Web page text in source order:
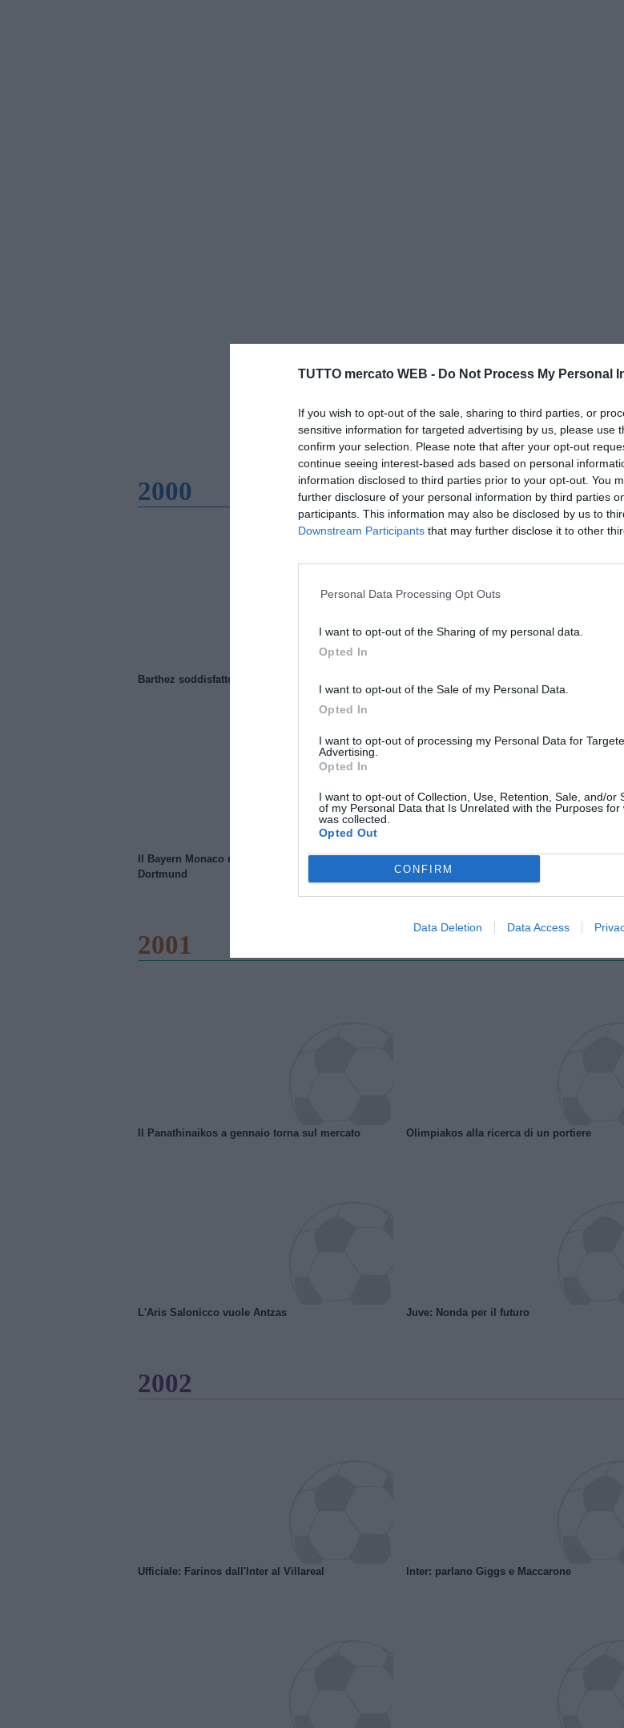
TUTTO mercato WEB - Do Not Process My Personal
If you wish to opt-out of the sale, sharing to third parties, or
sensitive information for targeted advertising by us, please use
confirm your selection. Please note that after your opt-out
continue seeing interest-based ads based on personal
information disclosed to third parties prior to your opt-out. You
further disclosure of your personal information by third parties
participants. This information may also be disclosed by us to
Downstream Participants that may further disclose it to other
Personal Data Processing Opt Outs
I want to opt-out of the Sharing of my personal data.
Opted In
I want to opt-out of the Sale of my Personal Data.
Opted In
I want to opt-out of processing my Personal Data for
Advertising.
Opted In
I want to opt-out of Collection, Use, Retention, Sale, and/or
of my Personal Data that Is Unrelated with the Purposes for
was collected.
Opted Out
CONFIRM
Data Deletion Data Access
2000
Barthez soddisfatto del Manchester United
Il Bayern Monaco ridimensiona il Borussia
Dortmund
Wiltord vuole giocare
2001
Il Panathinaikos a gennaio torna sul mercato Olimpiakos alla ricerca di un portiere
L'Aris Salonicco vuole Antzas Juve: Nonda per il futuro
2002
Ufficiale: Farinos dall'Inter al Villareal Inter: parlano Giggs e Maccarone